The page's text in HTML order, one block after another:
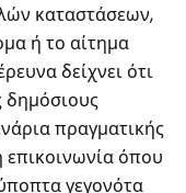
καταστάσεων,
ή το αίτημα
δείχνει ότι
δημόσιους
πραγματικής
επικοινωνία όπου
γεγονότα